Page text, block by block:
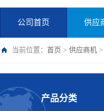
公司首页 供应
当前位置： 首页 > 供应商机 >
产品分类